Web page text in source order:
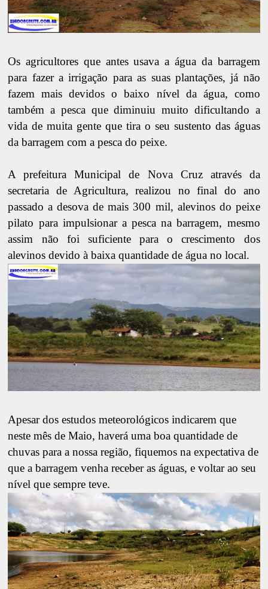
Os agricultores que antes usava a água da barragem
para fazer a irrigação para as suas plantações, já não
fazem mais devidos o baixo nível da água, como
também a pesca que diminuiu muito dificultando a
vida de muita gente que tira o seu sustento das águas
da barragem com a pesca do peixe.
A prefeitura Municipal de Nova Cruz através da
secretaria de Agricultura, realizou no final do ano
passado a desova de mais 300 mil, alevinos do peixe
pilato para impulsionar a pesca na barragem, mesmo
assim não foi suficiente para o crescimento dos
alevinos devido à baixa quantidade de água no local.
Apesar dos estudos meteorológicos indicarem que
neste mês de Maio, haverá uma boa quantidade de
chuvas para a nossa região, fiquemos na expectativa de
que a barragem venha receber as águas, e voltar ao seu
nível que sempre teve.